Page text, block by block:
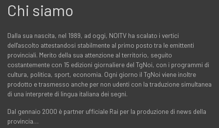
Chi siamo
Dalla sua nascita, nel 1989, ad oggi, NOITV ha scalato i vertici
dell'ascolto attestandosi stabilmente al primo posto tra le emittenti
provinciali. Merito della sua attenzione al territorio, seguito
costantemente con 15 edizioni giornaliere del TgNoi, con i programmi di
cultura, politica, sport, economia. Ogni giorno il TgNoi viene inoltre
prodotto e trasmesso anche per non udenti con la traduzione simultanea
di una interprete di lingua italiana dei segni.
Dal gennaio 2000 è partner ufficiale Rai per la produzione di news della
provincia…